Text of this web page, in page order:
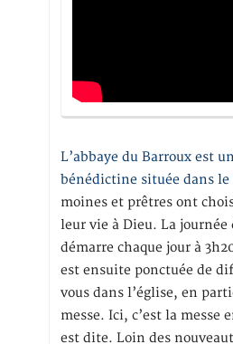
L’abbaye du Barroux est
bénédictine située dans le
moines et prêtres ont
leur vie à Dieu. La journée
démarre chaque jour à
est ensuite ponctuée de
vous dans l’église, en
messe. Ici, c’est la messe
est dite. Loin des